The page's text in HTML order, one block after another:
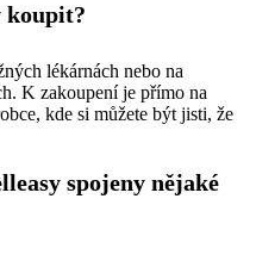
koupit?
lékárnách nebo na
K zakoupení je přímo na
kde si můžete být jisti, že
spojeny nějaké